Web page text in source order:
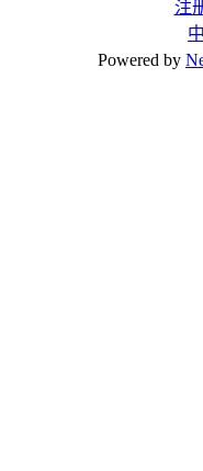
注
Powered by